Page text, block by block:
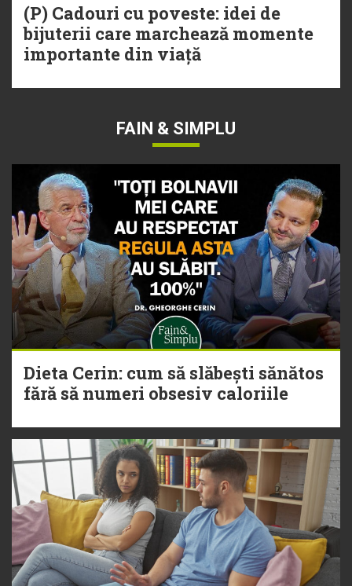
(P) Cadouri cu poveste: idei de
bijuterii care marchează momente
importante din viață
FAIN & SIMPLU
Dieta Cerin: cum să slăbești sănătos
fără să numeri obsesiv caloriile